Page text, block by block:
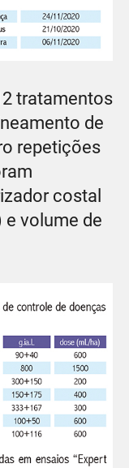
tratamentos
de
repetições
costal
e volume de